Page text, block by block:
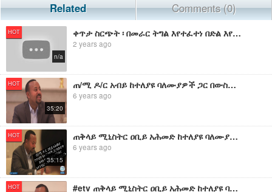
Related Comments (0)
HOT
n/a
ቀጥታ ስርጭት ፡ በመራር ትግል እየተፈተነ በድል እየተሻገረ ያለው የአማራ ህዝብ ትግል! ፡ የኢትዮ 360 መረጃዎች
2 years ago
HOT
35:20
ጠ/ሚ ዶ/ር አብይ ከተለያዩ ባለሙያዎች ጋር በውስጥ ጽዳት ምንነት አስፈላጊነትና አተገባበር ዙሪያ ያደረጉትን ውይይት
6 years ago
HOT
35:15
ጠቅላይ ሚኒስትር ዐቢይ አሕመድ ከተለያዩ ባለሙያዎች ጋር በውስጥ ጽዳት ምንነት አስፈላጊነትና አተገባበር ዙሪያ ያደረጉትን ውይይት
6 years ago
HOT #etv ጠቅላይ ሚኒስትር ዐቢይ አሕመድ ከተለያዩ ባለሙያዎች ጋር በውስጥ ጽዳት ምንነት አስፈላጊነትና አተገባበር ዙሪያ ያደረጉትን ውይይት በቀጥታ ይከታተሉ::